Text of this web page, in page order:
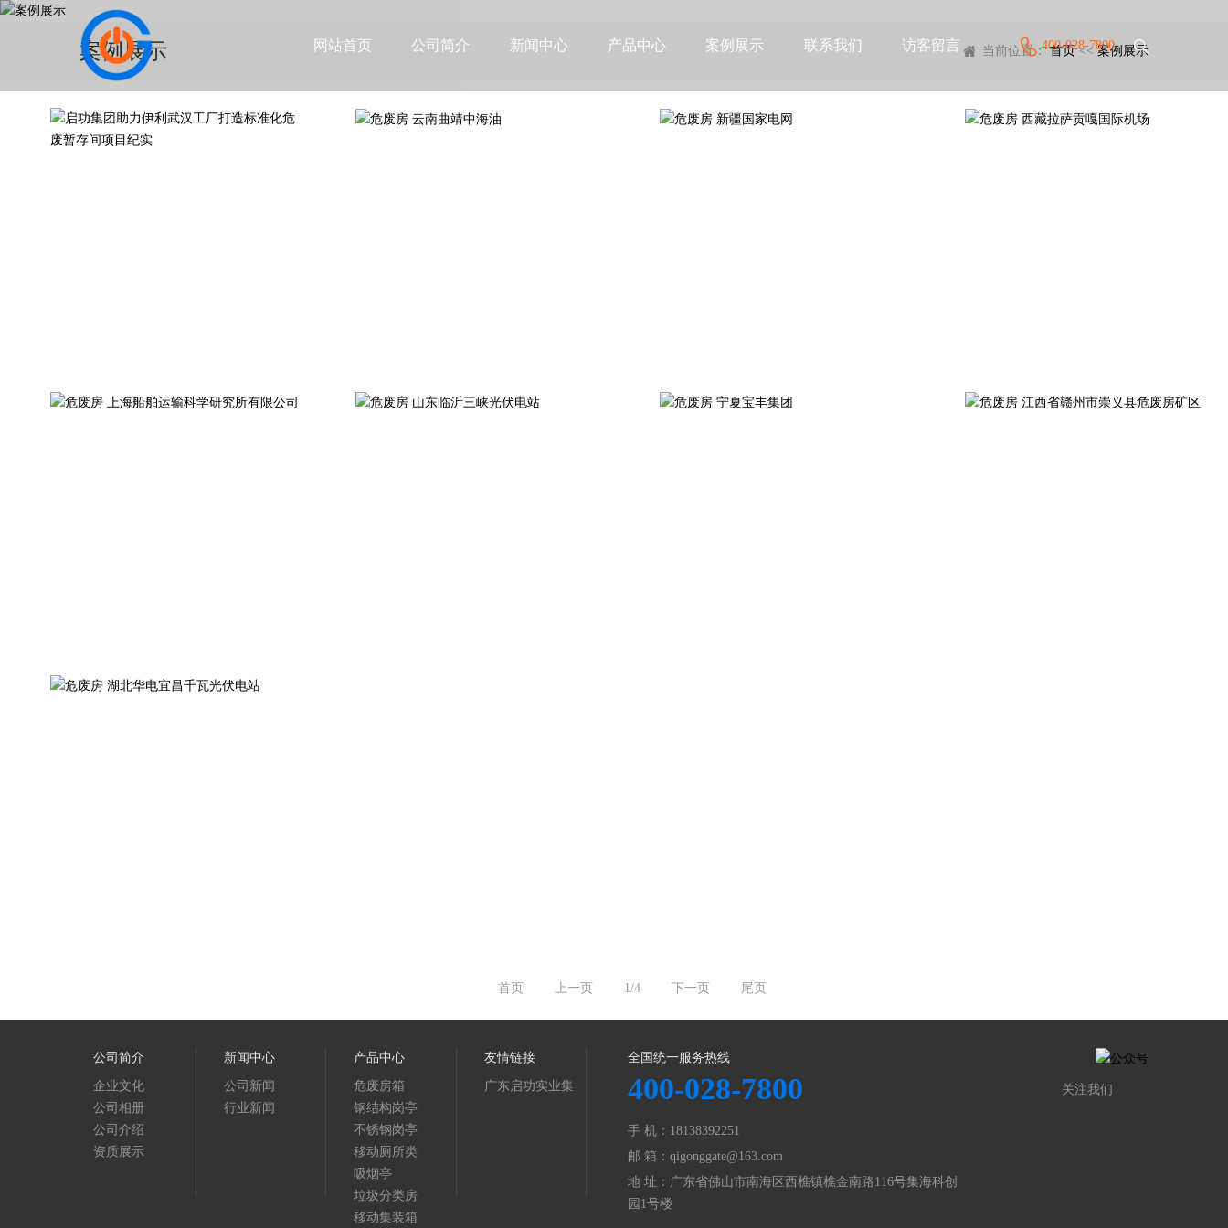
网站首页 公司简介 新闻中心 产品中心 案例展示 联系我们 访客留言 400-028-7800
案例展示 当前位置：首页<<案例展示
首页 上一页 1/4 下一页 尾页
公司简介
企业文化
公司相册
公司介绍
资质展示
新闻中心
公司新闻
行业新闻
产品中心
危废房箱
钢结构岗亭
不锈钢岗亭
移动厕所类
吸烟亭
垃圾分类房
移动集装箱
友情链接
广东启功实业集
全国统一服务热线
400-028-7800
手 机：18138392251
邮 箱：qigonggate@163.com
地 址：广东省佛山市南海区西樵镇樵金南路116号集海科创
园1号楼
关注我们